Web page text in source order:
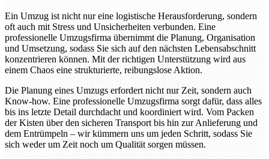
Ein Umzug ist nicht nur eine logistische Herausforderung, sondern
oft auch mit Stress und Unsicherheiten verbunden. Eine
professionelle Umzugsfirma übernimmt die Planung, Organisation
und Umsetzung, sodass Sie sich auf den nächsten Lebensabschnitt
konzentrieren können. Mit der richtigen Unterstützung wird aus
einem Chaos eine strukturierte, reibungslose Aktion.
Die Planung eines Umzugs erfordert nicht nur Zeit, sondern auch
Know-how. Eine professionelle Umzugsfirma sorgt dafür, dass alles
bis ins letzte Detail durchdacht und koordiniert wird. Vom Packen
der Kisten über den sicheren Transport bis hin zur Anlieferung und
dem Entrümpeln – wir kümmern uns um jeden Schritt, sodass Sie
sich weder um Zeit noch um Qualität sorgen müssen.